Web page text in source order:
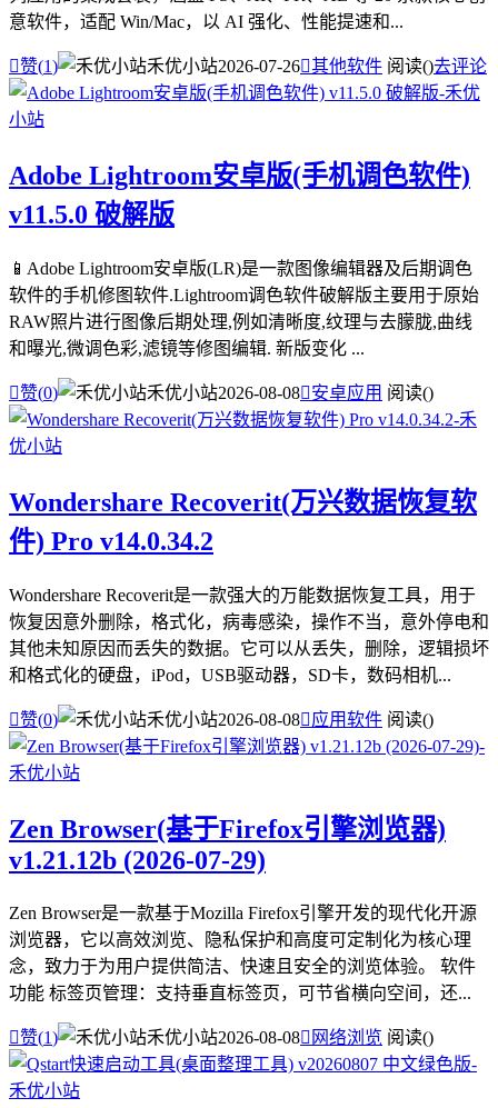
意软件，适配 Win/Mac，以 AI 强化、性能提速和...
赞(1) 禾优小站2026-07-26其他软件 阅读()去评论
Adobe Lightroom安卓版(手机调色软件)
v11.5.0 破解版
📱Adobe Lightroom安卓版(LR)是一款图像编辑器及后期调色
软件的手机修图软件.Lightroom调色软件破解版主要用于原始
RAW照片进行图像后期处理,例如清晰度,纹理与去朦胧,曲线
和曝光,微调色彩,滤镜等修图编辑. 新版变化 ...
赞(0) 禾优小站2026-08-08安卓应用 阅读()
Wondershare Recoverit(万兴数据恢复软
件) Pro v14.0.34.2
Wondershare Recoverit是一款强大的万能数据恢复工具，用于
恢复因意外删除，格式化，病毒感染，操作不当，意外停电和
其他未知原因而丢失的数据。它可以从丢失，删除，逻辑损坏
和格式化的硬盘，iPod，USB驱动器，SD卡，数码相机...
赞(0) 禾优小站2026-08-08应用软件 阅读()
Zen Browser(基于Firefox引擎浏览器)
v1.21.12b (2026-07-29)
Zen Browser是一款基于Mozilla Firefox引擎开发的现代化开源
浏览器，它以高效浏览、隐私保护和高度可定制化为核心理
念，致力于为用户提供简洁、快速且安全的浏览体验。 软件
功能 标签页管理：支持垂直标签页，可节省横向空间，还...
赞(1) 禾优小站2026-08-08 网络浏览 阅读()